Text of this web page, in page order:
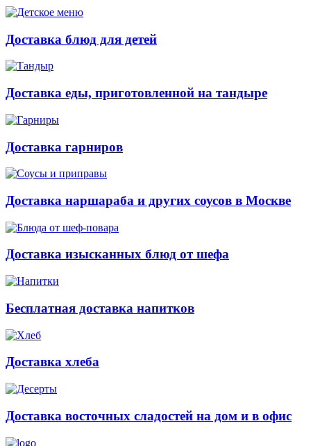
Доставка блюд для детей
Доставка еды, приготовленной на тандыре
Доставка гарниров
Доставка наршараба и других соусов в Москве
Доставка изысканных блюд от шефа
Бесплатная доставка напитков
Доставка хлеба
Доставка восточных сладостей на дом и в офис